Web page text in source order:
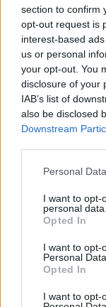
section to confirm
opt-out request is
interest-based
us or personal
your opt-out. You
disclosure of your
IAB’s list of
also be disclosed
Downstream
Personal
I want to opt-
personal data.
Opted In
I want to opt-
Personal Data.
Opted In
I want to opt-